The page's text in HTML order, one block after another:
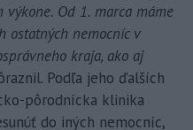
Od 1. marca máme
ostatných nemocníc v
kraja, ako aj
Podľa jeho ďalších
pôrodnícka klinika
do iných nemocníc,